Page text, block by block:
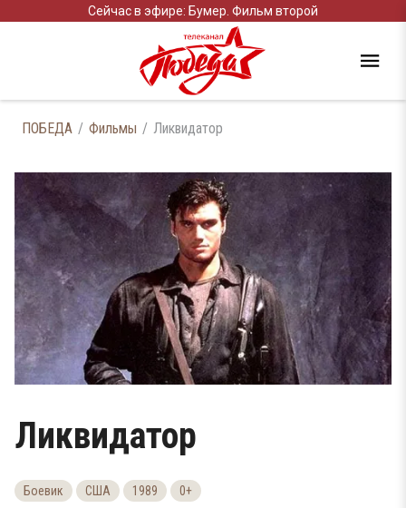
Сейчас в эфире: Бумер. Фильм второй
ПОБЕДА Фильмы Ликвидатор
Ликвидатор
Боевик США 1989 0+